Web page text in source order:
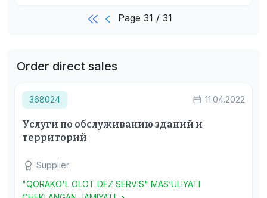
Page 31 / 31
Order direct sales
368024 11.04.2022
Услуги по обслуживанию зданий и
территорий
Supplier
"QORAKO'L OLOT DEZ SERVIS" MAS‘ULIYATI